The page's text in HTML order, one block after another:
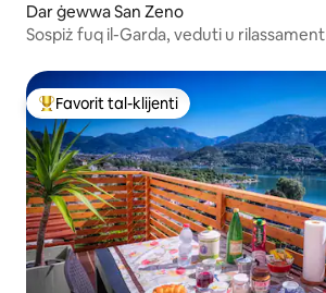
Dar ġewwa San Zeno
Sospiż fuq il-Garda, veduti u rilassament
Wieħed mill-aqwa favoriti tal-klijenti
Favorit tal-klijenti